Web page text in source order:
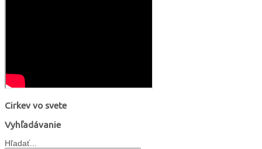
Cirkev vo svete
Vyhľadávanie
Hľadať...